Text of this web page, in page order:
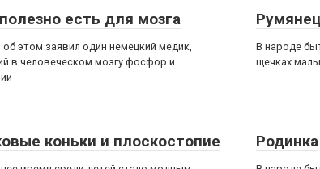
есть для мозга
об этом заявил один немецкий медик,
в человеческом мозгу фосфор и
В народе
щечках
коньки и плоскостопие Родинка